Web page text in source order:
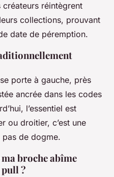
réintègrent
collections, prouvant
date de péremption.
porte à gauche, près
ancrée dans les codes
l’essentiel est
ou droitier, c’est une
pas de dogme.
broche abîme
?